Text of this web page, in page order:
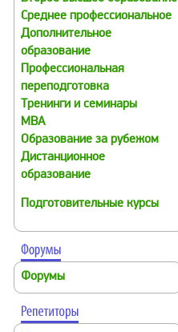
Среднее профессиональное
Дополнительное
образование
Профессиональная
переподготовка
Тренинги и семинары
MBA
Образование за рубежом
Дистанционное
образование
Подготовительные курсы
Форумы